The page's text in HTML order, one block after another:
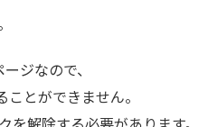
ジなので、
とができません。